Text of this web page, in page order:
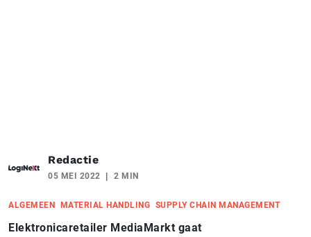
Redactie
05 MEI 2022 2 MIN
ALGEMEEN MATERIAL HANDLING SUPPLY CHAIN MANAGEMENT
Elektronicaretailer MediaMarkt gaat